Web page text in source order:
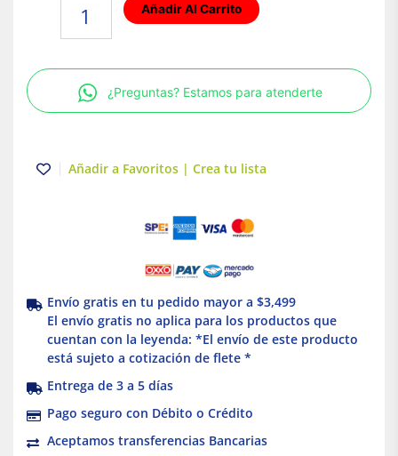
Cromo
Truper
cantidad
Añadir Al Carrito
¿Preguntas? Estamos para atenderte
Añadir a Favoritos | Crea tu lista
Envío gratis en tu pedido mayor a $3,499
El envío gratis no aplica para los productos que
cuentan con la leyenda: *El envío de este producto
está sujeto a cotización de flete *
Entrega de 3 a 5 días
Pago seguro con Débito o Crédito
Aceptamos transferencias Bancarias